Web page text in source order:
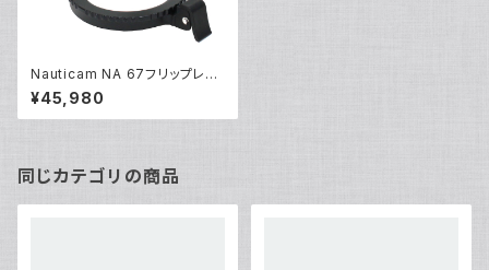
Nauticam NA 67フリップレン
ズアダプターM67 [20507]
¥45,980
同じカテゴリの商品